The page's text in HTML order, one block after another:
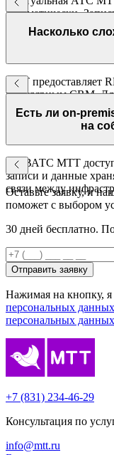
автоматически.
доступны через
клиента в CRM.
Насколько
МТТ предоставляет
популярным CRM.
платформ доступна
примерами кода
Есть ли on-
на
Да. ВАТС МТТ
записи и данные
связи между
Оставьте заявку, и
поможет с выбором
30 дней бесплатно.
Отправить заявку
Нажимая на кнопку,
персональных данных
персональных данных
+7 (831) 234-46-29
Консультация по
info@mtt.ru